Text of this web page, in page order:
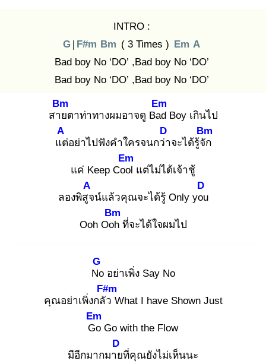
INTRO :
G | F#m Bm ( 3 Times ) Em A
Bad boy No ‘DO’ ,Bad boy No ‘DO’
Bad boy No ‘DO’ ,Bad boy No ‘DO’
สาย
Bm
ตาท่าทางผมอาจดู Bad
Em
Boy เกินไป
แต่
A
อย่าไปฟังคำใครจนกว่า
D
จะได้รู้จัก
Bm
แค่ Keep Cool
Em
แต่ไม่ได้เจ้าชู้
ลองพิสูจ
A
น์แล้วคุณจะได้รู้ Only you
D
Ooh Ooh
Bm
ที่จะได้ใจผมไป
No
G
อย่าเพิ่ง Say No
คุณอย่าเพิ่งกลัว
F#m
What I have Shown Just
Go
Em
Go with the Flow
มีอีกมากมาย
D
ที่คุณยังไม่เห็นนะ